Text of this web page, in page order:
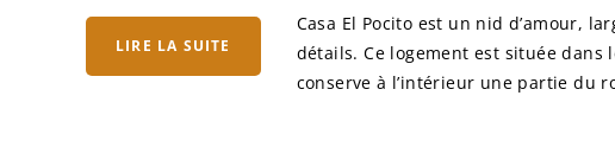
LIRE LA SUITE
Casa El Pocito est un nid d’amour,
détails. Ce logement est située
conserve à l’intérieur une partie du